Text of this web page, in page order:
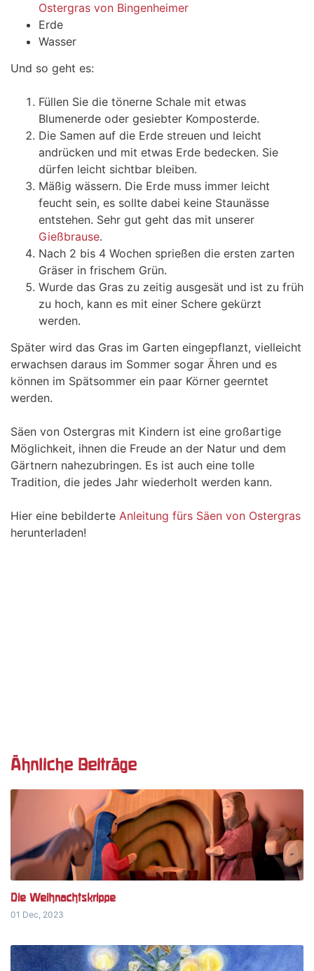
Ostergras von Bingenheimer
Erde
Wasser
Und so geht es:
Füllen Sie die tönerne Schale mit etwas
Blumenerde oder gesiebter Komposterde.
Die Samen auf die Erde streuen und leicht
andrücken und mit etwas Erde bedecken. Sie
dürfen leicht sichtbar bleiben.
Mäßig wässern. Die Erde muss immer leicht
feucht sein, es sollte dabei keine Staunässe
entstehen. Sehr gut geht das mit unserer
Gießbrause.
Nach 2 bis 4 Wochen sprießen die ersten zarten
Gräser in frischem Grün.
Wurde das Gras zu zeitig ausgesät und ist zu früh
zu hoch, kann es mit einer Schere gekürzt
werden.
Später wird das Gras im Garten eingepflanzt, vielleicht
erwachsen daraus im Sommer sogar Ähren und es
können im Spätsommer ein paar Körner geerntet
werden.
Säen von Ostergras mit Kindern ist eine großartige
Möglichkeit, ihnen die Freude an der Natur und dem
Gärtnern nahezubringen. Es ist auch eine tolle
Tradition, die jedes Jahr wiederholt werden kann.
Hier eine bebilderte Anleitung fürs Säen von Ostergras
herunterladen!
Ähnliche Beiträge
Die Weihnachtskrippe
01 Dec, 2023